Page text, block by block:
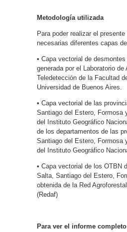
Metodología utilizada
Para poder realizar el
necesarias diferentes capas
• Capa vectorial de
generada por el Laboratorio
Teledetección de la Facultad
Universidad de Buenos Aires.
• Capa vectorial de las
Santiago del Estero, Formosa
del Instituto Geográfico
de los departamentos de las
Santiago del Estero, Formosa
del Instituto Geográfico
• Capa vectorial de los OTBN
Salta, Santiago del Estero,
obtenida de la Red
(Redaf)
Para ver el informe